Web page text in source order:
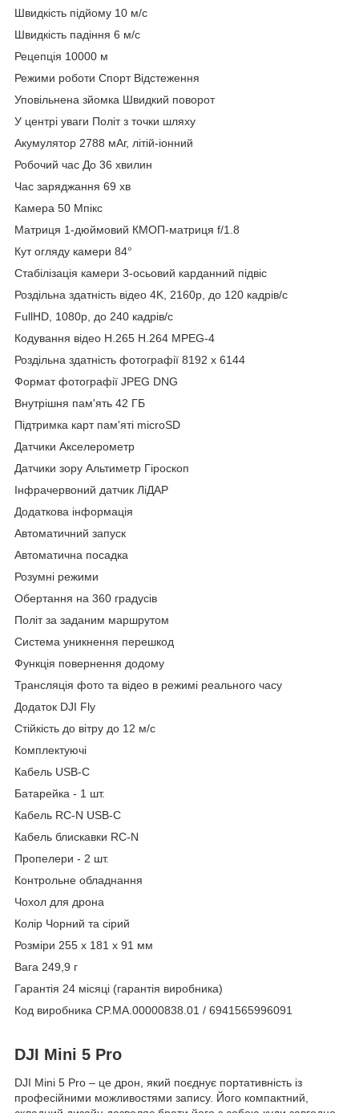
Швидкість підйому 10 м/с
Швидкість падіння 6 м/с
Рецепція 10000 м
Режими роботи Спорт Відстеження
Уповільнена зйомка Швидкий поворот
У центрі уваги Політ з точки шляху
Акумулятор 2788 мАг, літій-іонний
Робочий час До 36 хвилин
Час заряджання 69 хв
Камера 50 Мпікс
Матриця 1-дюймовий КМОП-матриця f/1.8
Кут огляду камери 84°
Стабілізація камери 3-осьовий карданний підвіс
Роздільна здатність відео 4K, 2160p, до 120 кадрів/с
FullHD, 1080p, до 240 кадрів/с
Кодування відео H.265 H.264 MPEG-4
Роздільна здатність фотографії 8192 x 6144
Формат фотографії JPEG DNG
Внутрішня пам'ять 42 ГБ
Підтримка карт пам'яті microSD
Датчики Акселерометр
Датчики зору Альтиметр Гіроскоп
Інфрачервоний датчик ЛіДАР
Додаткова інформація
Автоматичний запуск
Автоматична посадка
Розумні режими
Обертання на 360 градусів
Політ за заданим маршрутом
Система уникнення перешкод
Функція повернення додому
Трансляція фото та відео в режимі реального часу
Додаток DJI Fly
Стійкість до вітру до 12 м/с
Комплектуючі
Кабель USB-C
Батарейка - 1 шт.
Кабель RC-N USB-C
Кабель блискавки RC-N
Пропелери - 2 шт.
Контрольне обладнання
Чохол для дрона
Колір Чорний та сірий
Розміри 255 x 181 x 91 мм
Вага 249,9 г
Гарантія 24 місяці (гарантія виробника)
Код виробника CP.MA.00000838.01 / 6941565996091
DJI Mini 5 Pro
DJI Mini 5 Pro – це дрон, який поєднує портативність із
професійними можливостями запису. Його компактний,